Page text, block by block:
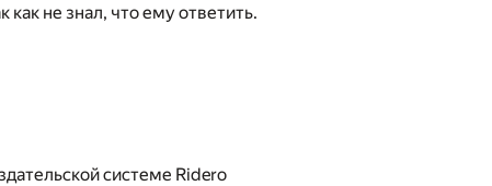
не знал, что ему ответить.
системе Ridero